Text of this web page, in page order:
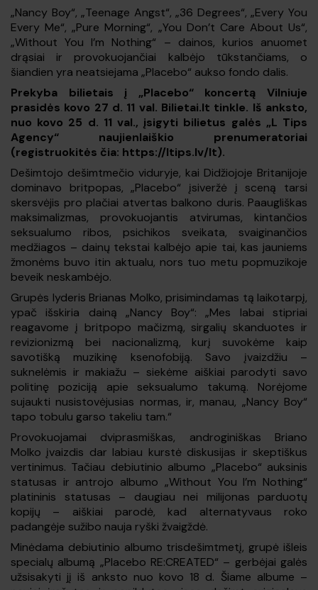
„Nancy Boy“, „Teenage Angst“, „36 Degrees“, „Every You
Every Me“, „Pure Morning“, „You Don’t Care About Us“,
„Without You I’m Nothing“ – dainos, kurios anuomet
drąsiai ir provokuojančiai kalbėjo tūkstančiams, o
šiandien yra neatsiejama „Placebo“ aukso fondo dalis.
Prekyba bilietais į „Placebo“ koncertą Vilniuje
prasidės kovo 27 d. 11 val. Bilietai.lt tinkle. Iš anksto,
nuo kovo 25 d. 11 val., įsigyti bilietus galės „L Tips
Agency“ naujienlaiškio prenumeratoriai
(registruokitės čia: https://ltips.lv/lt).
Dešimtojo dešimtmečio viduryje, kai Didžiojoje Britanijoje
dominavo britpopas, „Placebo“ įsiveržė į sceną tarsi
skersvėjis pro plačiai atvertas balkono duris. Paaugliškas
maksimalizmas, provokuojantis atvirumas, kintančios
seksualumo ribos, psichikos sveikata, svaiginančios
medžiagos – dainų tekstai kalbėjo apie tai, kas jauniems
žmonėms buvo itin aktualu, nors tuo metu popmuzikoje
beveik neskambėjo.
Grupės lyderis Brianas Molko, prisimindamas tą laikotarpį,
ypač išskiria dainą „Nancy Boy“: „Mes labai stipriai
reagavome į britpopo mačizmą, sirgalių skanduotes ir
revizionizmą bei nacionalizmą, kurį suvokėme kaip
savotišką muzikinę ksenofobiją. Savo įvaizdžiu –
suknelėmis ir makiažu – siekėme aiškiai parodyti savo
politinę poziciją apie seksualumo takumą. Norėjome
sujaukti nusistovėjusias normas, ir, manau, „Nancy Boy“
tapo tobulu garso takeliu tam.“
Provokuojamai dviprasmiškas, androginiškas Briano
Molko įvaizdis dar labiau kurstė diskusijas ir skeptiškus
vertinimus. Tačiau debiutinio albumo „Placebo“ auksinis
statusas ir antrojo albumo „Without You I’m Nothing“
platininis statusas – daugiau nei milijonas parduotų
kopijų – aiškiai parodė, kad alternatyvaus roko
padangėje sužibo nauja ryški žvaigždė.
Minėdama debiutinio albumo trisdešimtmetį, grupė išleis
specialų albumą „Placebo RE:CREATED“ – gerbėjai galės
užsisakyti jį iš anksto nuo kovo 18 d. Šiame albume –